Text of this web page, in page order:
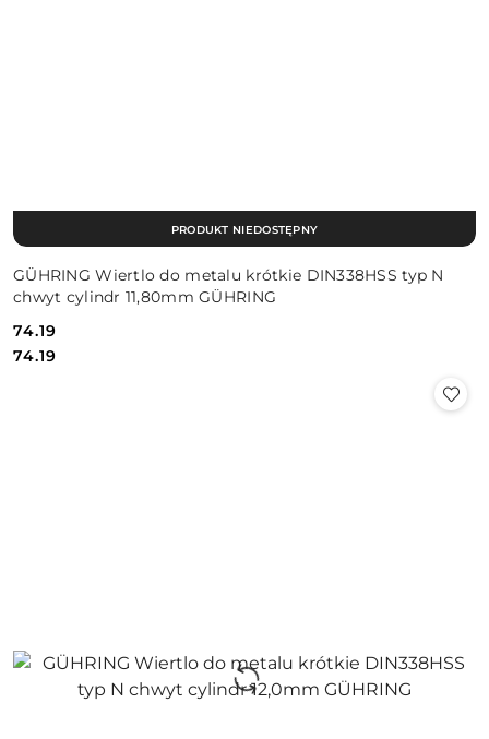
GÜHRING Wiertlo do metalu krótkie DIN338HSS typ N
chwyt cylindr 11,80mm GÜHRING
Cena:
74.19
Cena:
74.19
PRODUKT NIEDOSTĘPNY